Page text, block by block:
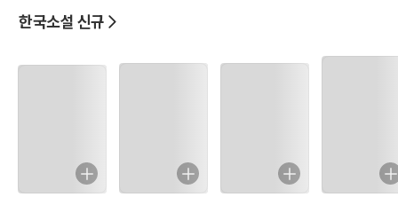
습을 농밀하게 그려내고 있다.
한국소설 신규